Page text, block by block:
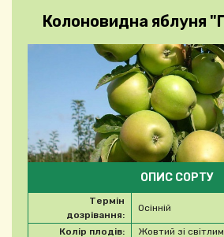
Колоновидна яблуня
ОПИС СОРТУ
Термін
дозрівання:
Осінній
Колір плодів: Жовтий зі